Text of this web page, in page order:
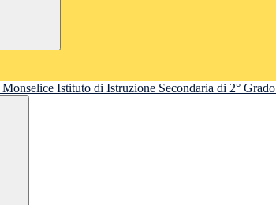
Istituto di Istruzione Secondaria di 2° Grado